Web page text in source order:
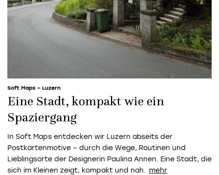
Soft Maps – Luzern
Eine Stadt, kompakt wie ein
Spaziergang
In Soft Maps entdecken wir Luzern abseits der
Postkartenmotive – durch die Wege, Routinen und
Lieblingsorte der Designerin Paulina Annen. Eine Stadt, die
sich im Kleinen zeigt, kompakt und nah.